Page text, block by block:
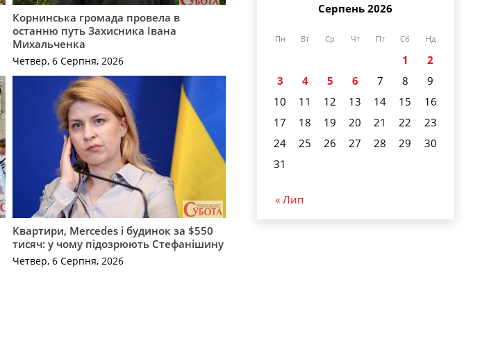
Корнинська громада провела в
останню путь Захисника Івана
Михальченка
Четвер, 6 Серпня, 2026
Квартири, Mercedes і будинок за $550
тисяч: у чому підозрюють Стефанішину
Четвер, 6 Серпня, 2026
Серпень 2026
Пн Вт Ср Чт Пт Сб Нд
1
2
3
4 5 6 7 8
9
10
11 12 13 14 15
16
17
18 19 20 21 22
23
24
25 26 27 28 29
30
31
« Лип